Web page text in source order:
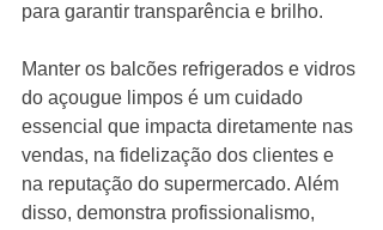
para garantir transparência e brilho.
Manter os balcões refrigerados e vidros
do açougue limpos é um cuidado
essencial que impacta diretamente nas
vendas, na fidelização dos clientes e
na reputação do supermercado. Além
disso, demonstra profissionalismo,